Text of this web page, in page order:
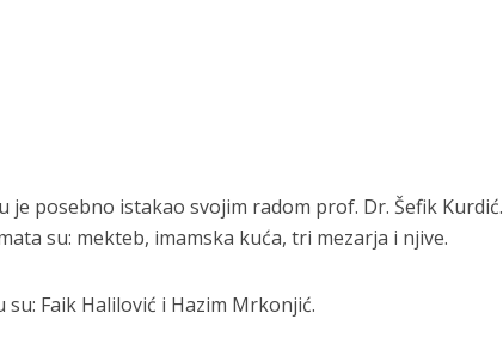
je posebno istakao svojim radom prof. Dr. Šefik Kurdić.
su: mekteb, imamska kuća, tri mezarja i njive.
su: Faik Halilović i Hazim Mrkonjić.